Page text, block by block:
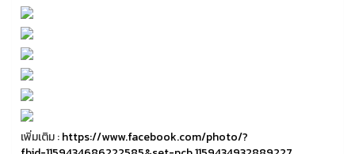
เพิ่มเติม :https://www.facebook.com/photo/?